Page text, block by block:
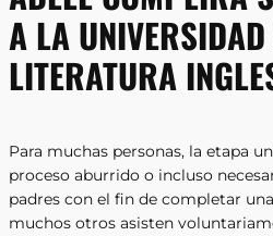
A LA
LITERATURA
Para muchas personas, la etapa
proceso aburrido o incluso
padres con el fin de completar
muchos otros asisten